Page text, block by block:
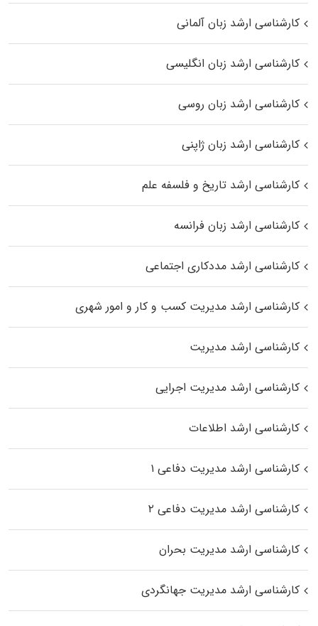
کارشناسی ارشد زبان آلمانی
کارشناسی ارشد زبان انگلیسی
کارشناسی ارشد زبان روسی
کارشناسی ارشد زبان ژاپنی
کارشناسی ارشد تاریخ و فلسفه علم
کارشناسی ارشد زبان فرانسه
کارشناسی ارشد مددکاری اجتماعی
کارشناسی ارشد مدیریت کسب و کار و امور شهری
کارشناسی ارشد مدیریت
کارشناسی ارشد مدیریت اجرایی
کارشناسی ارشد اطلاعات
کارشناسی ارشد مدیریت دفاعی ۱
کارشناسی ارشد مدیریت دفاعی ۲
کارشناسی ارشد مدیریت بحران
کارشناسی ارشد مدیریت جهانگردی